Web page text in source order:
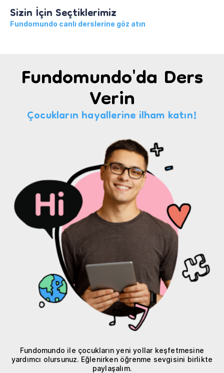
Sizin İçin Seçtiklerimiz
Fundomundo canlı derslerine göz atın
Fundomundo'da Ders
Verin
Çocukların hayallerine ilham katın!
Fundomundo ile çocukların yeni yollar keşfetmesine
yardımcı olursunuz. Eğlenirken öğrenme sevgisini birlikte
paylaşalım.